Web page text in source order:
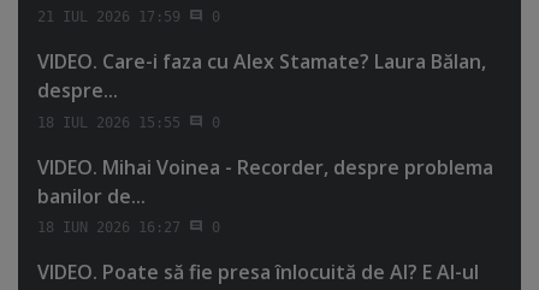
21 IUL 2026 17:59 0
VIDEO. Care-i faza cu Alex Stamate? Laura Bălan,
despre...
18 IUL 2026 15:55 0
VIDEO. Mihai Voinea - Recorder, despre problema
banilor de...
18 IUN 2026 16:27 0
VIDEO. Poate să fie presa înlocuită de AI? E AI-ul